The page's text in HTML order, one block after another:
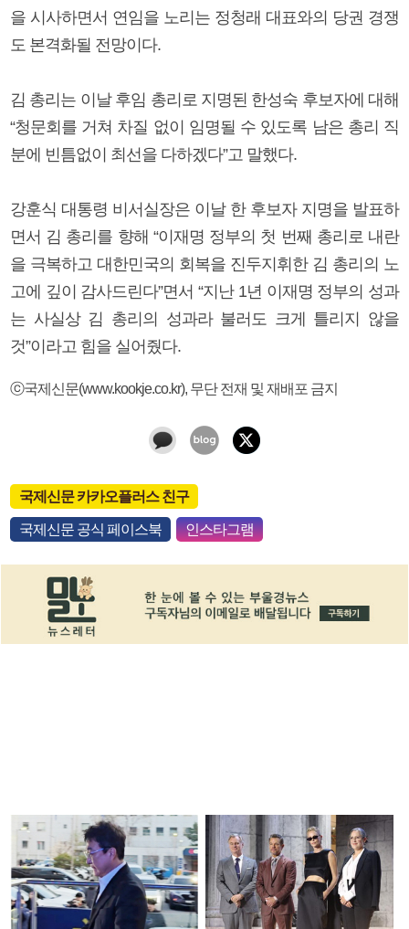
을 시사하면서 연임을 노리는 정청래 대표와의 당권 경쟁
도 본격화될 전망이다.
김 총리는 이날 후임 총리로 지명된 한성숙 후보자에 대해
“청문회를 거쳐 차질 없이 임명될 수 있도록 남은 총리 직
분에 빈틈없이 최선을 다하겠다”고 말했다.
강훈식 대통령 비서실장은 이날 한 후보자 지명을 발표하
면서 김 총리를 향해 “이재명 정부의 첫 번째 총리로 내란
을 극복하고 대한민국의 회복을 진두지휘한 김 총리의 노
고에 깊이 감사드린다”면서 “지난 1년 이재명 정부의 성과
는 사실상 김 총리의 성과라 불러도 크게 틀리지 않을
것”이라고 힘을 실어줬다.
ⓒ국제신문(www.kookje.co.kr), 무단 전재 및 재배포 금지
국제신문 카카오플러스 친구
국제신문 공식 페이스북 인스타그램